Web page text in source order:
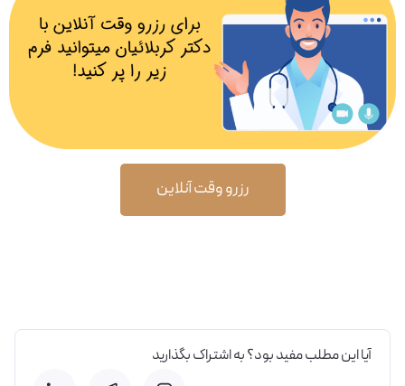
رزرو وقت آنلاین
آیا این مطلب مفید بود؟ به اشتراک بگذارید